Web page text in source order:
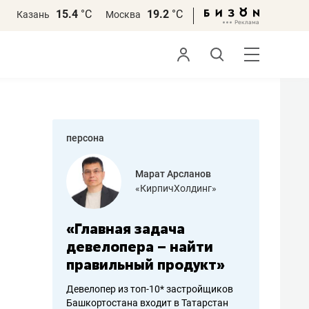
Казань 15.4 °С Москва 19.2 °С
персона
Марат Арсланов
«КирпичХолдинг»
«Главная задача
девелопера – найти
правильный продукт»
Девелопер из топ-10* застройщиков
Башкортостана входит в Татарстан